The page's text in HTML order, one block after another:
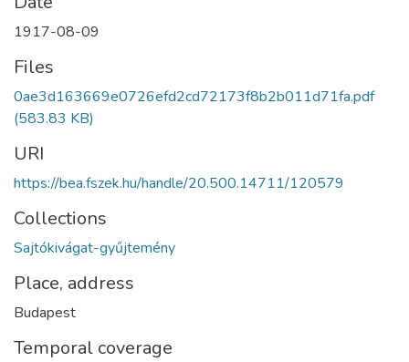
1917-08-09
Files
0ae3d163669e0726efd2cd72173f8b2b011d71fa.pdf
(583.83 KB)
URI
https://bea.fszek.hu/handle/20.500.14711/120579
Collections
Sajtókivágat-gyűjtemény
Place, address
Budapest
Temporal coverage